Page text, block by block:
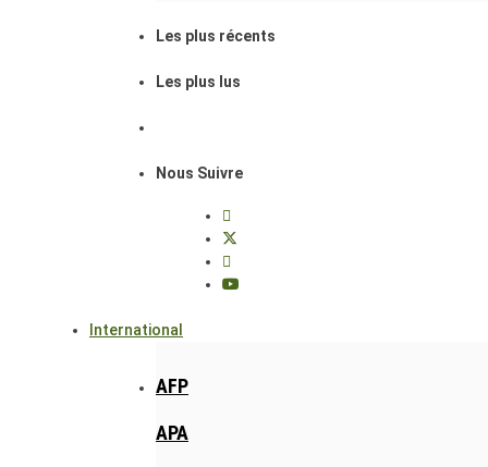
Les plus récents
Les plus lus
Nous Suivre
International
AFP
APA